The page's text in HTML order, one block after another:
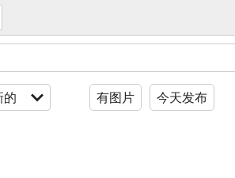
的 有图片 今天发布